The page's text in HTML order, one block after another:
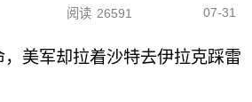
阅读 26591 07-31
美军却拉着沙特去伊拉克踩雷